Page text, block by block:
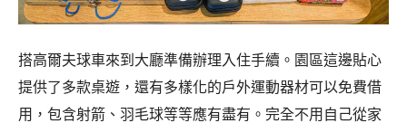
搭高爾夫球車來到大廳準備辦理入住手續。園區這邊貼心
提供了多款桌遊，還有多樣化的戶外運動器材可以免費借
用，包含射箭、羽毛球等等應有盡有。完全不用自己從家